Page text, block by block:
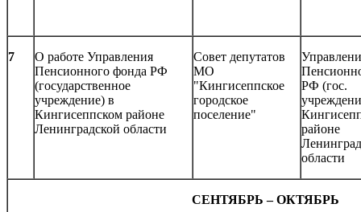
7
О работе Управления
Пенсионного фонда РФ
(государственное
учреждение) в
Кингисеппском районе
Ленинградской области
Совет депутатов
МО
"Кингисеппское
городское
поселение"
РФ (гос.
районе
области
СЕНТЯБРЬ – ОКТЯБРЬ